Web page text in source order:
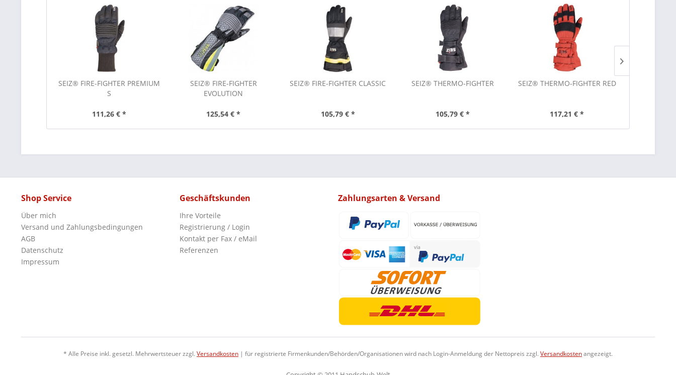
SEIZ® FIRE-FIGHTER PREMIUM
S
111,26 € *
SEIZ® FIRE-FIGHTER
EVOLUTION
125,54 € *
SEIZ® FIRE-FIGHTER CLASSIC
105,79 € *
SEIZ® THERMO-FIGHTER
105,79 € *
SEIZ® THERMO-FIGHTER RED
117,21 € *
Shop Service
Über mich
Versand und Zahlungsbedingungen
AGB
Datenschutz
Impressum
Geschäftskunden
Ihre Vorteile
Registrierung / Login
Kontakt per Fax / eMail
Referenzen
Zahlungsarten & Versand
* Alle Preise inkl. gesetzl. Mehrwertsteuer zzgl. Versandkosten | für registrierte Firmenkunden/Behörden/Organisationen wird nach Login-Anmeldung der Nettopreis zzgl. Versandkostenangezeigt.